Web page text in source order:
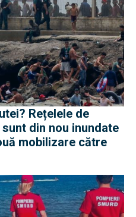
Rețelele de
din nou inundate
mobilizare către